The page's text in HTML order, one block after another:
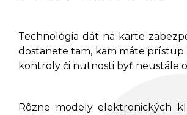
Technológia dát na karte
dostanete tam, kam máte prístup
kontroly či nutnosti byť neustále
Rôzne modely elektronických